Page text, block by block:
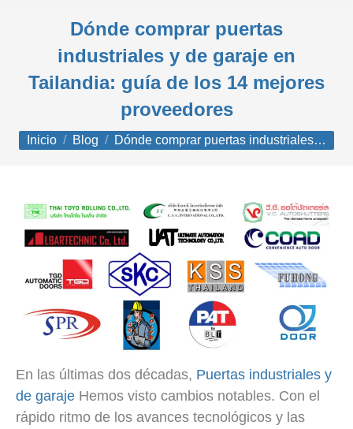
Dónde comprar puertas
industriales y de garaje en
Tailandia: guía de los 14 mejores
proveedores
Estás aquí:
Inicio Blog Dónde comprar puertas industriales…
En las últimas dos décadas, Puertas industriales y
de garaje Hemos visto cambios notables. Con el
rápido ritmo de los avances tecnológicos y las